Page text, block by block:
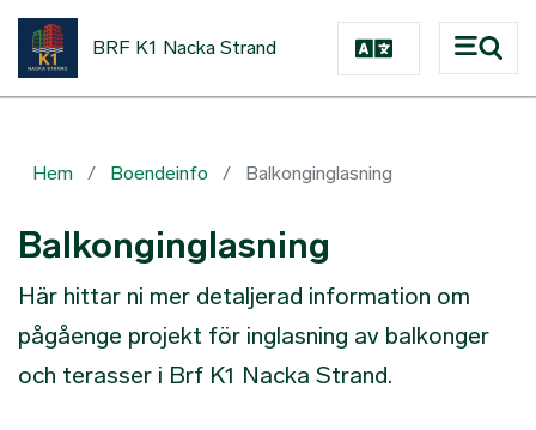
BRF K1 Nacka Strand
Hem Boendeinfo Balkonginglasning
Balkonginglasning
Här hittar ni mer detaljerad information om
pågåenge projekt för inglasning av balkonger
och terasser i Brf K1 Nacka Strand.